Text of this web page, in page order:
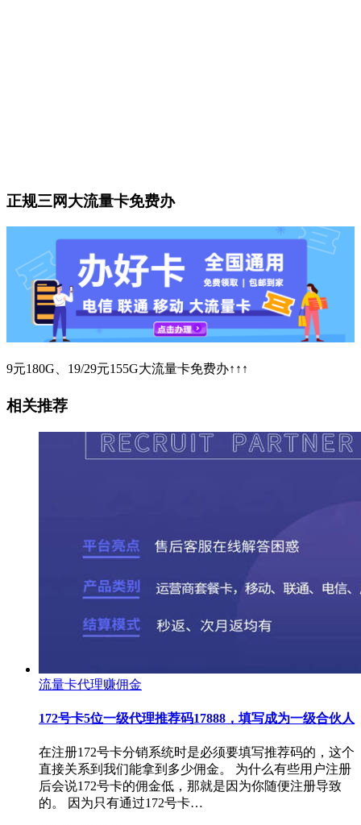
正规三网大流量卡免费办
9元180G、19/29元155G大流量卡免费办↑↑↑
相关推荐
流量卡代理赚佣金
172号卡5位一级代理推荐码17888，填写成为一级合伙人
在注册172号卡分销系统时是必须要填写推荐码的，这个
直接关系到我们能拿到多少佣金。 为什么有些用户注册
后会说172号卡的佣金低，那就是因为你随便注册导致
的。 因为只有通过172号卡…